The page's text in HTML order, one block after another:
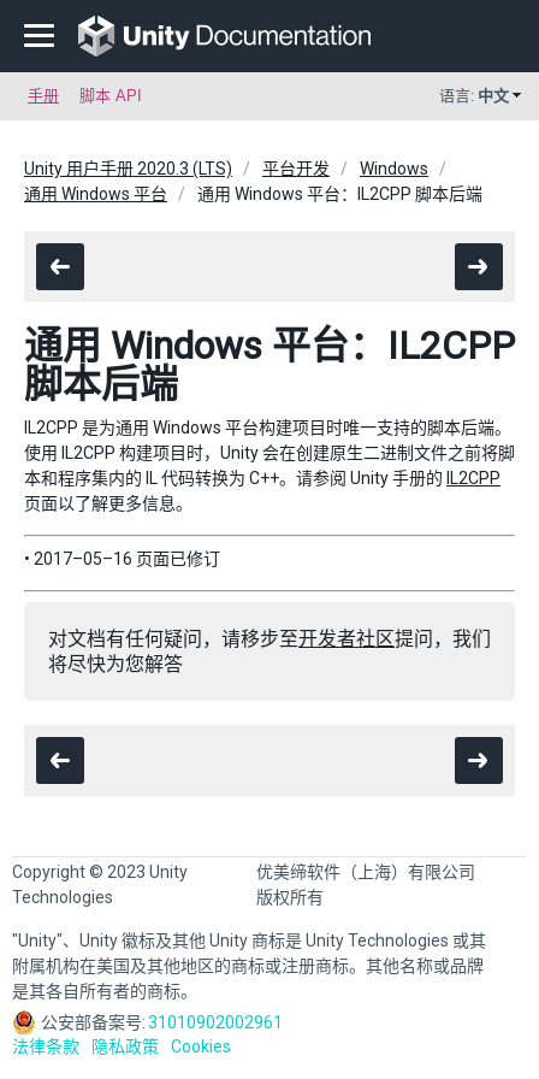
手册 脚本 API 语言: 中文
Unity 用户手册 2020.3 (LTS) 平台开发
Windows
通用 Windows 平台
通用 Windows 平台：IL2CPP 脚本后端
通用 Windows 平台：IL2CPP
脚本后端
IL2CPP 是为通用 Windows 平台构建项目时唯一支持的脚本后端。
使用 IL2CPP 构建项目时，Unity 会在创建原生二进制文件之前将脚
本和程序集内的 IL 代码转换为 C++。请参阅 Unity 手册的 IL2CPP
页面以了解更多信息。
• 2017–05–16 页面已修订
对文档有任何疑问，请移步至开发者社区提问，我们
将尽快为您解答
Copyright © 2023 Unity
Technologies
优美缔软件（上海）有限公司
版权所有
"Unity"、Unity 徽标及其他 Unity 商标是 Unity Technologies 或其
附属机构在美国及其他地区的商标或注册商标。其他名称或品牌
是其各自所有者的商标。
公安部备案号:31010902002961
法律条款
隐私政策 Cookies